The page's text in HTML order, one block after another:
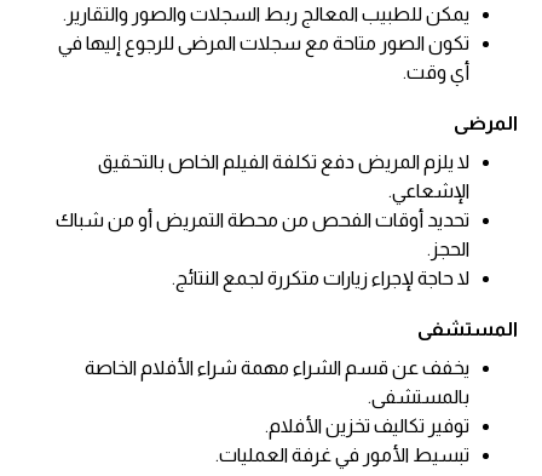
يمكن للطبيب المعالج ربط السجلات والصور والتقارير.
تكون الصور متاحة مع سجلات المرضى للرجوع إليها في
أي وقت.
المرضى
لا يلزم المريض دفع تكلفة الفيلم الخاص بالتحقيق
الإشعاعي.
تحديد أوقات الفحص من محطة التمريض أو من شباك
الحجز.
لا حاجة لإجراء زيارات متكررة لجمع النتائج.
المستشفى
يخفف عن قسم الشراء مهمة شراء الأفلام الخاصة
بالمستشفى.
توفير تكاليف تخزين الأفلام.
تبسيط الأمور في غرفة العمليات.